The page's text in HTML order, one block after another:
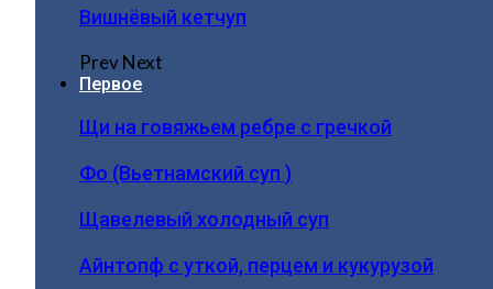
Вишнёвый кетчуп
PrevNext
Первое
Щи на говяжьем ребре с гречкой
Фо (Вьетнамский суп )
Щавелевый холодный суп
Айнтопф с уткой, перцем и кукурузой